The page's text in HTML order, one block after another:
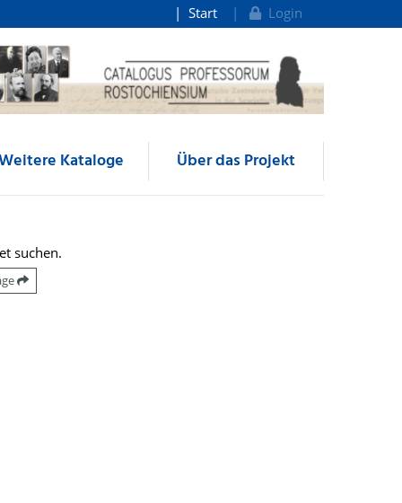
Start Login
Kataloge Über das Projekt
suchen.